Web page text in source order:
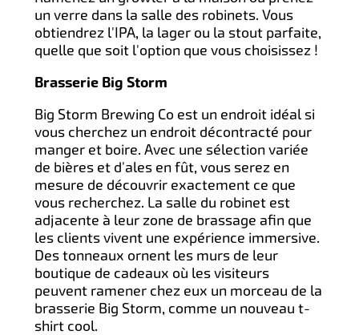
un verre dans la salle des robinets. Vous
obtiendrez l'IPA, la lager ou la stout parfaite,
quelle que soit l'option que vous choisissez !
Brasserie Big Storm
Big Storm Brewing Co est un endroit idéal si
vous cherchez un endroit décontracté pour
manger et boire. Avec une sélection variée
de bières et d'ales en fût, vous serez en
mesure de découvrir exactement ce que
vous recherchez. La salle du robinet est
adjacente à leur zone de brassage afin que
les clients vivent une expérience immersive.
Des tonneaux ornent les murs de leur
boutique de cadeaux où les visiteurs
peuvent ramener chez eux un morceau de la
brasserie Big Storm, comme un nouveau t-
shirt cool.